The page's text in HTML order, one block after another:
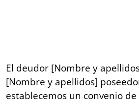
El deudor [Nombre y
[Nombre y apellidos]
establecemos un convenio